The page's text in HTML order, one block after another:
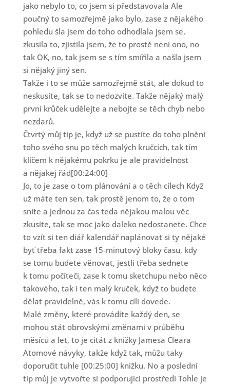
jako nebylo to, co jsem si představovala Ale
poučný to samozřejmě jako bylo, zase z nějakého
pohledu šla jsem do toho odhodlala jsem se,
zkusila to, zjistila jsem, že to prostě není ono, no
tak OK, no, tak jsem se s tím smířila a našla jsem
si nějaký jiný sen.
Takže i to se může samozřejmě stát, ale dokud to
neskusíte, tak se to nedozvíte. Takže nějaký malý
první krůček udělejte a nebojte se těch chyb nebo
nezdarů.
Čtvrtý můj tip je, když už se pustíte do toho plnění
toho svého snu po těch malých kručcích, tak tím
klíčem k nějakému pokrku je ale pravidelnost
a nějakej řád[00:24:00]
Jo, to je zase o tom plánování a o těch cílech Když
už máte ten sen, tak prostě jenom to, že o tom
sníte a jednou za čas teda nějakou malou věc
zkusíte, tak se moc jako daleko nedostanete. Chce
to vzít si ten diář kalendář naplánovat si ty nějaké
byť třeba fakt zase 15-minutový bloky času, kdy
se tomu budete věnovat, jestli třeba sednete
k tomu počíteči, zase k tomu sketchupu nebo něco
takového, tak i ten malý kruček, když to budete
dělat pravidelně, vás k tomu cíli dovede.
Malé změny, které provádíte každý den, se
mohou stát obrovskými změnami v průběhu
měsíců a let, to je citát z knižky Jamesa Cleara
Atomové návyky, takže když tak, můžu taky
doporučit tuhle [00:25:00] knižku. No a poslední
tip můj je vytvořte si podporující prostředí Tohle je